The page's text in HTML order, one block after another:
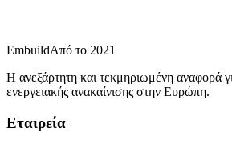
EmbuildΑπό το 2021
Η ανεξάρτητη και τεκμηριωμένη αναφορά
ενεργειακής ανακαίνισης στην Ευρώπη.
Εταιρεία